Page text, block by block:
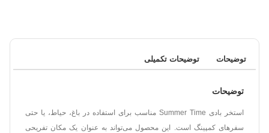
توضیحات توضیحات تکمیلی
توضیحات
استخر بادی Summer Time مناسب برای استفاده در باغ، حیاط، یا حتی
سفرهای کمپینگ است. این محصول می‌تواند به عنوان یک مکان تفریحی